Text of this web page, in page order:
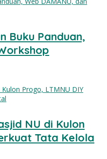
Buku Panduan,
NU di Kulon
Tata Kelola